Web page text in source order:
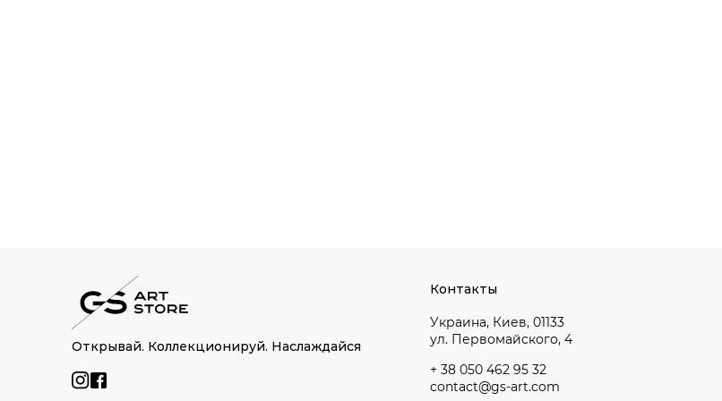
Открывай. Коллекционируй. Наслаждайся
Контакты
Украина, Киев, 01133
ул. Первомайского, 4
+ 38 050 462 95 32
contact@gs-art.com